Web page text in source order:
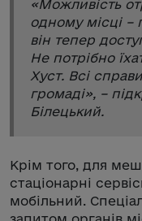
«Можливість
одному місці –
він тепер
Не потрібно
Хуст. Всі
громаді», –
Білецький.
Крім того, для
стаціонарні
мобільний.